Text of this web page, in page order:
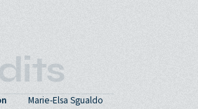
Marie-Elsa Sgualdo